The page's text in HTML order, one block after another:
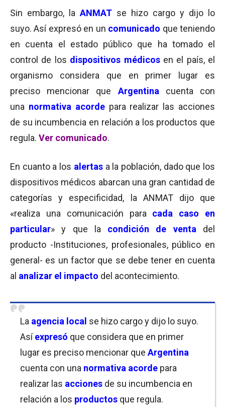
Sin embargo, la ANMAT se hizo cargo y dijo lo
suyo. Así expresó en un comunicado que teniendo
en cuenta el estado público que ha tomado el
control de los dispositivos médicos en el país, el
organismo considera que en primer lugar es
preciso mencionar que Argentina
cuenta con
una normativa acordepara realizar las acciones
de su incumbencia en relación a los productos que
regula. Ver comunicado.
En cuanto a los alertasa la población, dado que los
dispositivos médicos abarcan una gran cantidad de
categorías y especificidad, la ANMAT dijo que
«realiza una comunicación para cada caso en
particular» y que la condición de venta del
producto -Instituciones, profesionales, público en
general- es un factor que se debe tener en cuenta
al analizar el impacto del acontecimiento.
La agencia local se hizo cargo y dijo lo suyo.
Asíexpresó que considera que en primer
lugar es preciso mencionar que Argentina
cuenta con una normativa acorde para
realizar las acciones de su incumbencia en
relación a los productos que regula.